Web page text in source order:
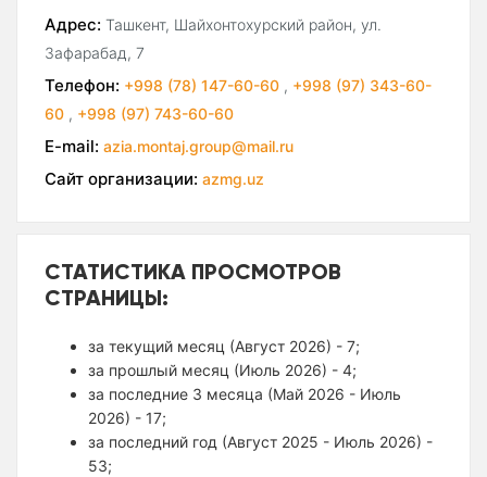
Адрес: Ташкент, Шайхонтохурский район, ул.
Зафарабад, 7
Телефон: +998 (78) 147-60-60 , +998 (97) 343-60-
60 , +998 (97) 743-60-60
E-mail: azia.montaj.group@mail.ru
Сайт организации: azmg.uz
СТАТИСТИКА ПРОСМОТРОВ
СТРАНИЦЫ:
за текущий месяц (Август 2026) - 7;
за прошлый месяц (Июль 2026) - 4;
за последние 3 месяца (Май 2026 - Июль
2026) - 17;
за последний год (Август 2025 - Июль 2026) -
53;